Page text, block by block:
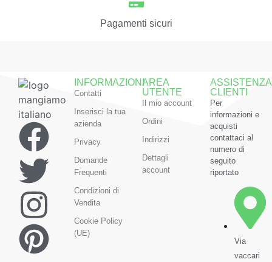
Pagamenti sicuri
INFORMAZIONI
Contatti
Inserisci la tua
azienda
Privacy
Domande
Frequenti
Condizioni di
Vendita
Cookie Policy
(UE)
AREA
UTENTE
Il mio account
Ordini
Indirizzi
Dettagli
account
ASSISTENZA
CLIENTI
Per
informazioni e
acquisti
contattaci al
numero di
seguito
riportato
Via
vaccari